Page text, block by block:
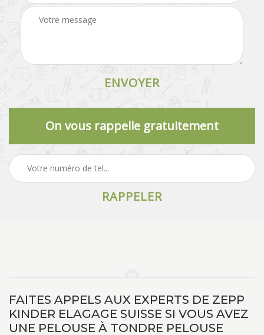
On vous rappelle gratuitement
FAITES APPELS AUX EXPERTS DE ZEPP
KINDER ELAGAGE SUISSE SI VOUS AVEZ
UNE PELOUSE À TONDRE PELOUSE